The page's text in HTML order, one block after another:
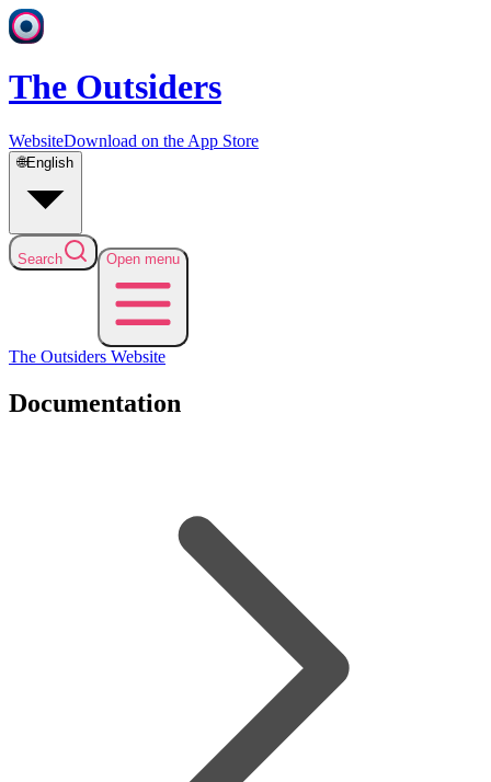
The Outsiders
WebsiteDownload on the App Store
🌐English
Search Open menu
The Outsiders Website
Documentation